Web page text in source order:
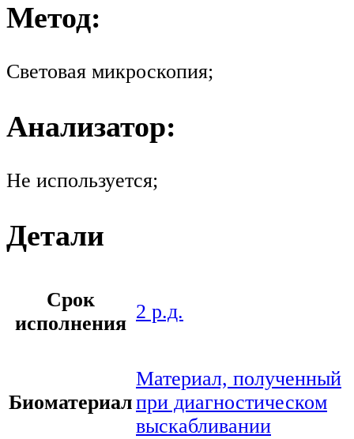
Метод:
Световая микроскопия;
Анализатор:
Не используется;
Детали
Срок
исполнения 2 р.д.
Биоматериал
Материал, полученный
при диагностическом
выскабливании